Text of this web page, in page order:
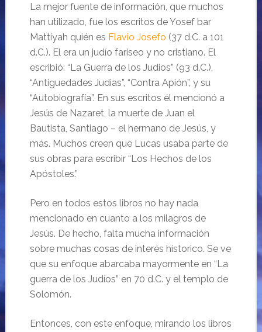
La mejor fuente de información, que muchos
han utilizado, fue los escritos de Yosef bar
Mattiyah quién es Flavio Josefo (37 d.C. a 101
d.C.). El era un judío fariseo y no cristiano. El
escribió: “La Guerra de los Judios” (93 d.C.),
“Antiguedades Judias”, “Contra Apión”, y su
“Autobiografía”. En sus escritos él mencionó a
Jesús de Nazaret, la muerte de Juan el
Bautista, Santiago – el hermano de Jesús, y
más. Muchos creen que Lucas usaba parte de
sus obras para escribir “Los Hechos de los
Apóstoles.”
Pero en todos estos libros no hay nada
mencionado en cuanto a los milagros de
Jesús. De hecho, falta mucha información
sobre muchas cosas de interés hístorico. Se ve
que su enfoque abarcaba mayormente en “La
guerra de los Judíos” en 70 d.C. y el templo de
Solomón.
Entonces, con este enfoque, mirando los libros